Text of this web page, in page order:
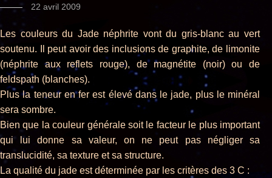
22 avril 2009
Les couleurs du Jade néphrite vont du gris-blanc au vert
soutenu. Il peut avoir des inclusions de graphite, de limonite
(néphrite aux reflets rouge), de magnétite (noir) ou de
feldspath (blanches).
Plus la teneur en fer est élevé dans le jade, plus le minéral
sera sombre.
Bien que la couleur générale soit le facteur le plus important
qui lui donne sa valeur, on ne peut pas négliger sa
translucidité, sa texture et sa structure.
La qualité du jade est déterminée par les critères des 3 C :